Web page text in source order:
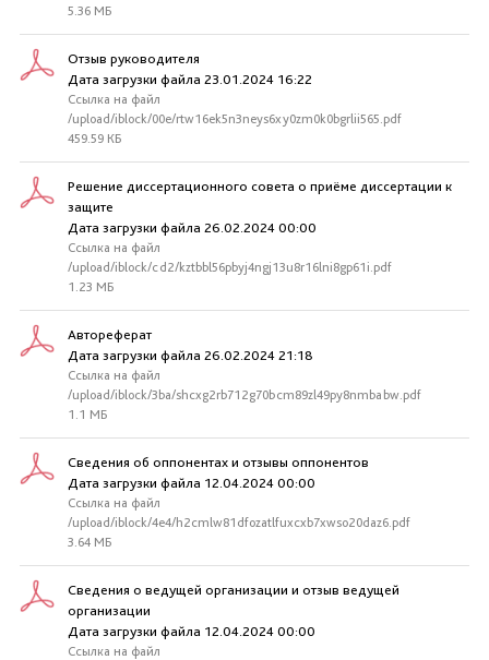
5.36 МБ
Отзыв руководителя
Дата загрузки файла 23.01.2024 16:22
Ссылка на файл
/upload/iblock/00e/rtw16ek5n3neys6xy0zm0k0bgrlii565.pdf
459.59 КБ
Решение диссертационного совета о приёме диссертации к
защите
Дата загрузки файла 26.02.2024 00:00
Ссылка на файл
/upload/iblock/cd2/kztbbl56pbyj4ngj13u8r16lni8gp61i.pdf
1.23 МБ
Автореферат
Дата загрузки файла 26.02.2024 21:18
Ссылка на файл
/upload/iblock/3ba/shcxg2rb712g70bcm89zl49py8nmbabw.pdf
1.1 МБ
Сведения об оппонентах и отзывы оппонентов
Дата загрузки файла 12.04.2024 00:00
Ссылка на файл
/upload/iblock/4e4/h2cmlw81dfozatlfuxcxb7xwso20daz6.pdf
3.64 МБ
Сведения о ведущей организации и отзыв ведущей
организации
Дата загрузки файла 12.04.2024 00:00
Ссылка на файл